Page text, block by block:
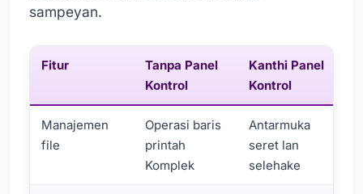
sampeyan.
Fitur
Tanpa Panel
Kontrol
Kanthi Panel
Kontrol
Manajemen
file
Operasi baris
printah
Komplek
Antarmuka
seret lan
selehake